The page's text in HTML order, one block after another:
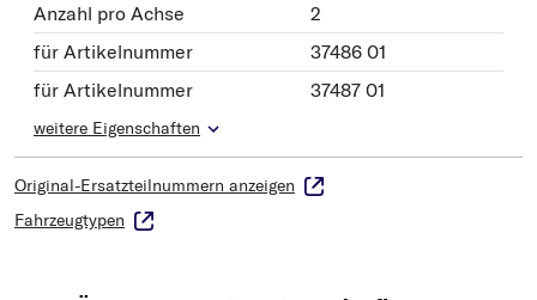
Anzahl pro Achse
2
für Artikelnummer
37486 01
für Artikelnummer
37487 01
weitere Eigenschaften
Original-Ersatzteilnummern anzeigen
Fahrzeugtypen